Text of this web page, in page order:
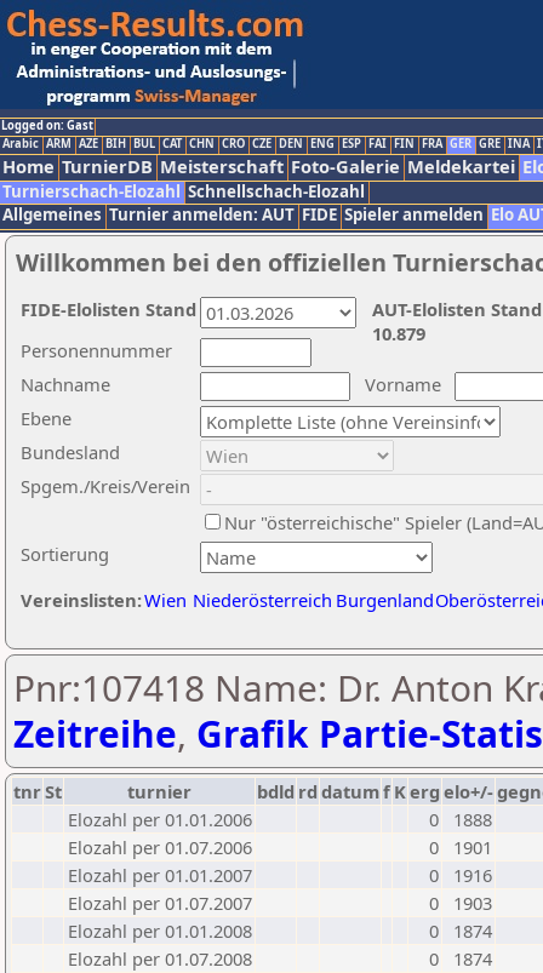
Logged on: Gast
Arabic ARM AZE BIH BUL CAT CHN CRO CZE DEN ENG ESP FAI FIN FRA GER GRE INA
Home TurnierDB Meisterschaft Foto-Galerie Meldekartei
Turnierschach-Elozahl Schnellschach-Elozahl
Allgemeines Turnier anmelden: AUT FIDE Spieler anmelden Elo
Willkommen bei den offiziellen
Nachname
Vorname
Ebene
Sortierung
Personennummer
Bundesland
Spgem./Kreis/Verein
Nur "österreichische" Spieler
Vereinslisten:Wien Niederösterreich Burgenland
AUT-Elolisten
10.879
FIDE-Elolisten Stand
Pnr:107418 Name: Dr. Anton
Zeitreihe, Grafik Partie-
tnrSt turnier bdld rd datumf Kerg elo+/-
Elozahl per 01.01.2006
0
1888
Elozahl per 01.07.2006
0
1901
Elozahl per 01.01.2007
0
1916
Elozahl per 01.07.2007
0
1903
Elozahl per 01.01.2008
0
1874
Elozahl per 01.07.2008
0
1874